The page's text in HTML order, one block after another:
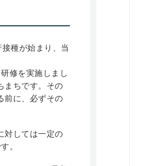
種が始まり、当
修を実施しまし
まちです。その
前に、必ずその
対しては一定の
。